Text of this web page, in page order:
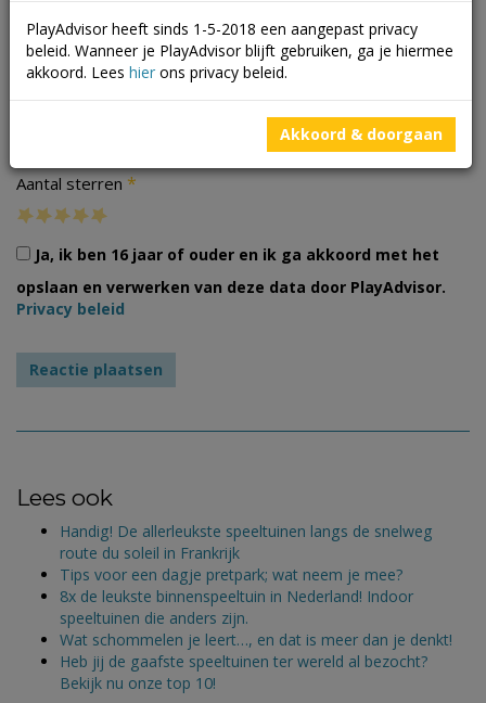
Aantal sterren *
Ja, ik ben 16 jaar of ouder en ik ga akkoord met het
opslaan en verwerken van deze data door PlayAdvisor.
Privacy beleid
Lees ook
Handig! De allerleukste speeltuinen langs de snelweg
route du soleil in Frankrijk
Tips voor een dagje pretpark; wat neem je mee?
8x de leukste binnenspeeltuin in Nederland! Indoor
speeltuinen die anders zijn.
Wat schommelen je leert…, en dat is meer dan je denkt!
Heb jij de gaafste speeltuinen ter wereld al bezocht?
Bekijk nu onze top 10!
PlayAdvisor heeft sinds 1-5-2018 een aangepast privacy
beleid. Wanneer je PlayAdvisor blijft gebruiken, ga je hiermee
akkoord. Lees hier ons privacy beleid.
Akkoord & doorgaan